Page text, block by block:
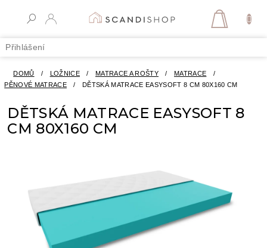
Přihlášení
DOMŮ / LOŽNICE / MATRACE A ROŠTY / MATRACE
/
PĚNOVÉ MATRACE
/ DĚTSKÁ MATRACE EASYSOFT 8 CM 80X160 CM
DĚTSKÁ MATRACE EASYSOFT 8
CM 80X160 CM